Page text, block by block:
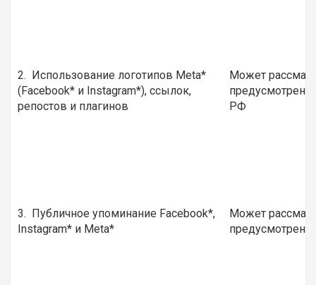
2. Использование логотипов Meta*
(Facebook* и Instagram*), ссылок,
репостов и плагинов
Может
РФ
3. Публичное упоминание Facebook*,
Instagram* и Meta*
Может